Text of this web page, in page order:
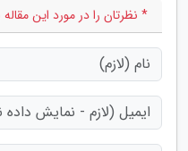
* نظرتان را در مورد این مقاله